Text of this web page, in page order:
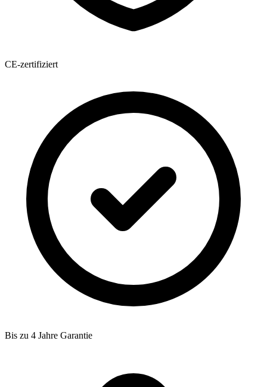
CE-zertifiziert
Bis zu 4 Jahre Garantie